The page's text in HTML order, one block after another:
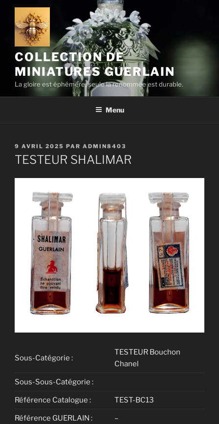
Aller
contenu
principal
COLLECTION DE
MINIATURES GUERLAIN
La gloire est éphémère, seule la renommée est durable.
Menu
PUBLIÉ
LE
9 AVRIL 2025 PAR ADMIN8403
TESTEUR SHALIMAR
Sous-Catégorie :
TESTEUR Bouchon
Chanel
Sous-Sous-Catégorie :
Référence Catalogue : TEST-BC13
Référence GUERLAIN : –